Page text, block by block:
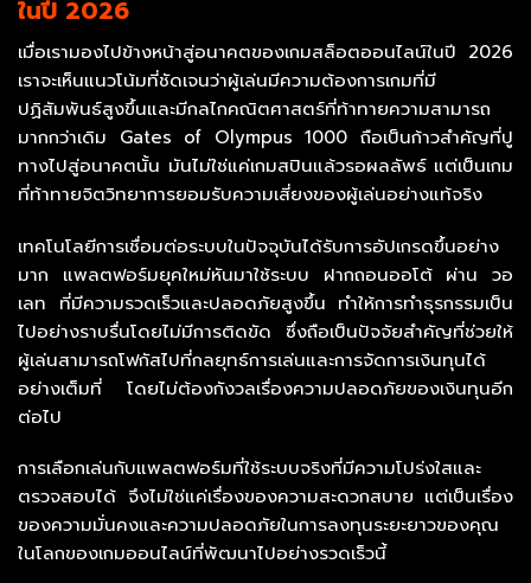
ในปี 2026
เมื่อเรามองไปข้างหน้าสู่อนาคตของเกมสล็อตออนไลน์ในปี 2026
เราจะเห็นแนวโน้มที่ชัดเจนว่าผู้เล่นมีความต้องการเกมที่มี
ปฏิสัมพันธ์สูงขึ้นและมีกลไกคณิตศาสตร์ที่ท้าทายความสามารถ
มากกว่าเดิม Gates of Olympus 1000 ถือเป็นก้าวสำคัญที่ปู
ทางไปสู่อนาคตนั้น มันไม่ใช่แค่เกมสปินแล้วรอผลลัพธ์ แต่เป็นเกม
ที่ท้าทายจิตวิทยาการยอมรับความเสี่ยงของผู้เล่นอย่างแท้จริง
เทคโนโลยีการเชื่อมต่อระบบในปัจจุบันได้รับการอัปเกรดขึ้นอย่าง
มาก แพลตฟอร์มยุคใหม่หันมาใช้ระบบ ฝากถอนออโต้ ผ่าน วอ
เลท ที่มีความรวดเร็วและปลอดภัยสูงขึ้น ทำให้การทำธุรกรรมเป็น
ไปอย่างราบรื่นโดยไม่มีการติดขัด ซึ่งถือเป็นปัจจัยสำคัญที่ช่วยให้
ผู้เล่นสามารถโฟกัสไปที่กลยุทธ์การเล่นและการจัดการเงินทุนได้
อย่างเต็มที่ โดยไม่ต้องกังวลเรื่องความปลอดภัยของเงินทุนอีก
ต่อไป
การเลือกเล่นกับแพลตฟอร์มที่ใช้ระบบจริงที่มีความโปร่งใสและ
ตรวจสอบได้ จึงไม่ใช่แค่เรื่องของความสะดวกสบาย แต่เป็นเรื่อง
ของความมั่นคงและความปลอดภัยในการลงทุนระยะยาวของคุณ
ในโลกของเกมออนไลน์ที่พัฒนาไปอย่างรวดเร็วนี้